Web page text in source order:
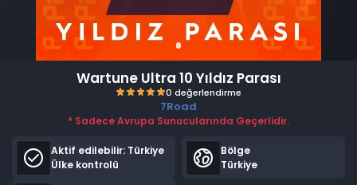
Wartune Ultra 10 Yıldız Parası
7Road
* Sadece Avrupa Sunucularında Geçerlidir.
Aktif edilebilir:Türkiye
Ülke kontrolü
Bölge
Türkiye